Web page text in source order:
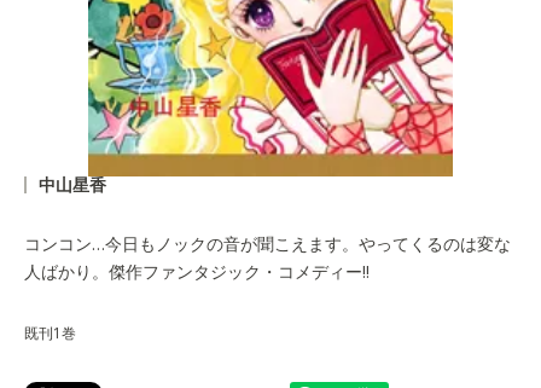
中山星香
コンコン…今日もノックの音が聞こえます。やってくるのは変な
人ばかり。傑作ファンタジック・コメディー!!
既刊1巻